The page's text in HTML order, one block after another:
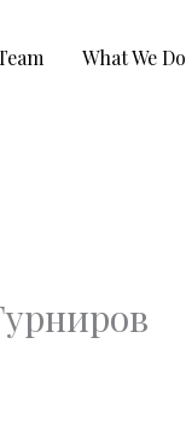
What We Do